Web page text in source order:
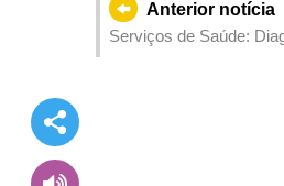
Anterior notícia
Serviços de Saúde: